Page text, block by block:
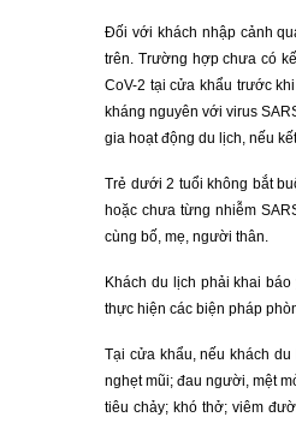
Đối với khách nhập cảnh
trên. Trường hợp chưa có
CoV-2 tại cửa khẩu trước
kháng nguyên với virus
gia hoạt động du lịch, nếu
Trẻ dưới 2 tuổi không bắt
hoặc chưa từng nhiễm
cùng bố, mẹ, người thân.
Khách du lịch phải khai
thực hiện các biện pháp
Tại cửa khẩu, nếu khách du
nghẹt mũi; đau người, mệt
tiêu chảy; khó thở; viêm